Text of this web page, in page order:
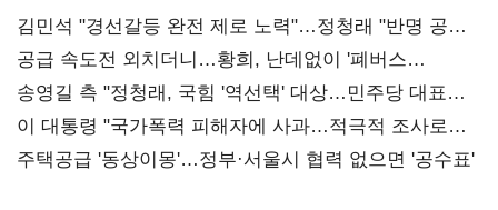
김민석 "경선갈등 완전 제로 노력"…정청래 "반명 공세
사과부터"
공급 속도전 외치더니…황희, 난데없이 '폐버스
리모델링' 제안
송영길 측 "정청래, 국힘 '역선택' 대상…민주당 대표로
총선 지휘 못해"
이 대통령 "국가폭력 피해자에 사과…적극적 조사로
진실 밝혀야"
주택공급 '동상이몽'…정부·서울시 협력 없으면 '공수표'